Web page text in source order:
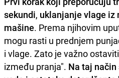
sekundi, uklanjanje vlage
mašine. Prema njihovim
mogu rasti u prednjem
i vlage. Zato je važno
između pranja". Na taj